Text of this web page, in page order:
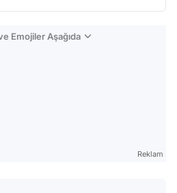
Emojiler Aşağıda
Reklam